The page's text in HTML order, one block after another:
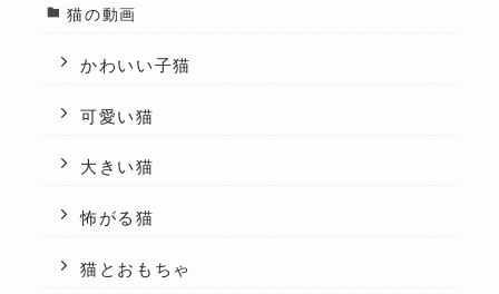
猫の動画
かわいい子猫
可愛い猫
大きい猫
怖がる猫
猫とおもちゃ